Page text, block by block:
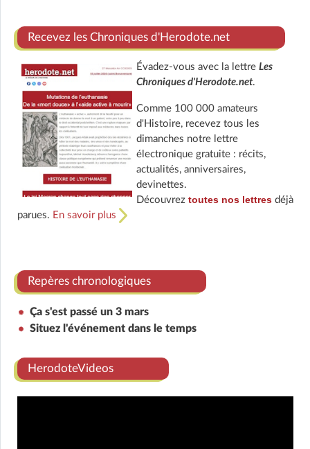
Recevez les Chroniques d'Herodote.net
Évadez-vous avec la lettre Les
Chroniques d'Herodote.net.
Comme 100 000 amateurs
d'Histoire, recevez tous les
dimanches notre lettre
électronique gratuite : récits,
actualités, anniversaires,
devinettes.
Découvrez toutes nos lettresdéjà
parues. En savoir plus
Repères chronologiques
Ça s'est passé un 3 mars
Situez l'événement dans le temps
HerodoteVideos